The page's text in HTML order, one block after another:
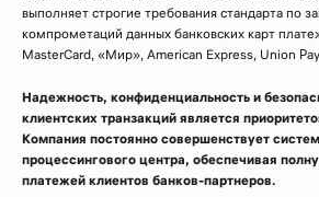
выполняет строгие требования стандарта по
компрометаций данных банковских карт
MasterCard, «Мир», American Express, Union
Надежность, конфиденциальность и
клиентских транзакций является
Компания постоянно совершенствует
процессингового центра, обеспечивая
платежей клиентов банков-партнеров.